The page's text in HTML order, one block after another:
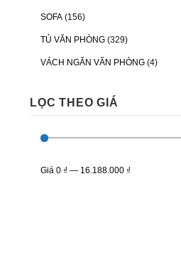
SOFA (156)
TỦ VĂN PHÒNG (329)
VÁCH NGĂN VĂN PHÒNG (4)
LỌC THEO GIÁ
Giá 0 ₫ — 16.188.000 ₫